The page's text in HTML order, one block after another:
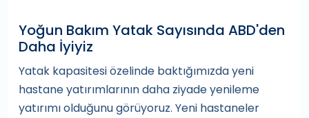
Yoğun Bakım Yatak Sayısında ABD'den
Daha İyiyiz
Yatak kapasitesi özelinde baktığımızda yeni
hastane yatırımlarının daha ziyade yenileme
yatırımı olduğunu görüyoruz. Yeni hastaneler